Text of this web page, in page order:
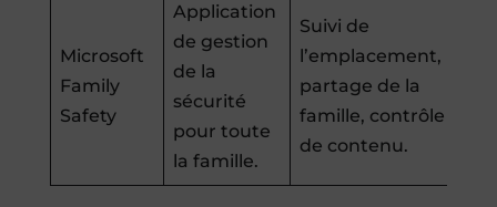
Microsoft
Family
Safety
Application
de gestion
de la
sécurité
pour toute
la famille.
Suivi de
l’emplacement,
partage de la
famille, contrôle
de contenu.